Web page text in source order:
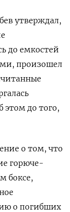
утверждал,
до емкостей
произошел
этом до того,
о том, что
горюче-
боксе,
о погибших